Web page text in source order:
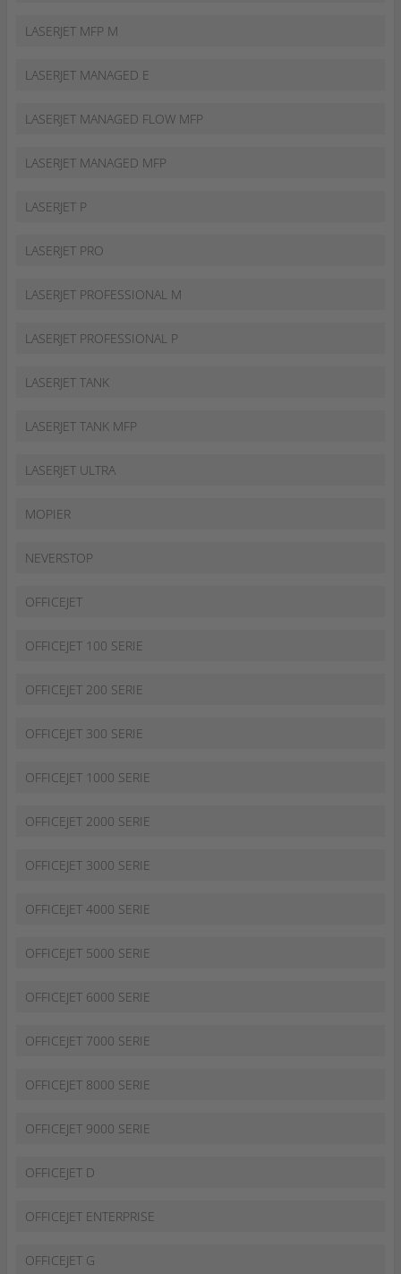
LASERJET MFP M
LASERJET MANAGED E
LASERJET MANAGED FLOW MFP
LASERJET MANAGED MFP
LASERJET P
LASERJET PRO
LASERJET PROFESSIONAL M
LASERJET PROFESSIONAL P
LASERJET TANK
LASERJET TANK MFP
LASERJET ULTRA
MOPIER
NEVERSTOP
OFFICEJET
OFFICEJET 100 SERIE
OFFICEJET 200 SERIE
OFFICEJET 300 SERIE
OFFICEJET 1000 SERIE
OFFICEJET 2000 SERIE
OFFICEJET 3000 SERIE
OFFICEJET 4000 SERIE
OFFICEJET 5000 SERIE
OFFICEJET 6000 SERIE
OFFICEJET 7000 SERIE
OFFICEJET 8000 SERIE
OFFICEJET 9000 SERIE
OFFICEJET D
OFFICEJET ENTERPRISE
OFFICEJET G